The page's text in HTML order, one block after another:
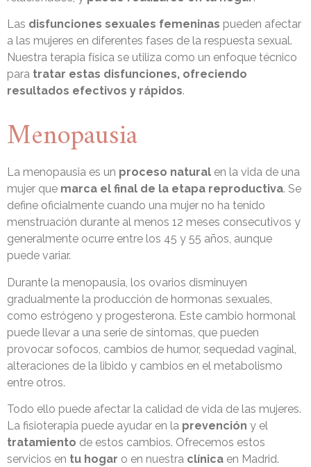
Las disfunciones sexuales femeninas pueden afectar
a las mujeres en diferentes fases de la respuesta sexual.
Nuestra terapia física se utiliza como un enfoque técnico
para tratar estas disfunciones, ofreciendo
resultados efectivos y rápidos.
Menopausia
La menopausia es un proceso natural en la vida de una
mujer que marca el final de la etapa reproductiva. Se
define oficialmente cuando una mujer no ha tenido
menstruación durante al menos 12 meses consecutivos y
generalmente ocurre entre los 45 y 55 años, aunque
puede variar.
Durante la menopausia, los ovarios disminuyen
gradualmente la producción de hormonas sexuales,
como estrógeno y progesterona. Este cambio hormonal
puede llevar a una serie de síntomas, que pueden
provocar sofocos, cambios de humor, sequedad vaginal,
alteraciones de la libido y cambios en el metabolismo
entre otros.
Todo ello puede afectar la calidad de vida de las mujeres.
La fisioterapia puede ayudar en la prevención y el
tratamiento de estos cambios. Ofrecemos estos
servicios en tu hogar o en nuestra clínica en Madrid.